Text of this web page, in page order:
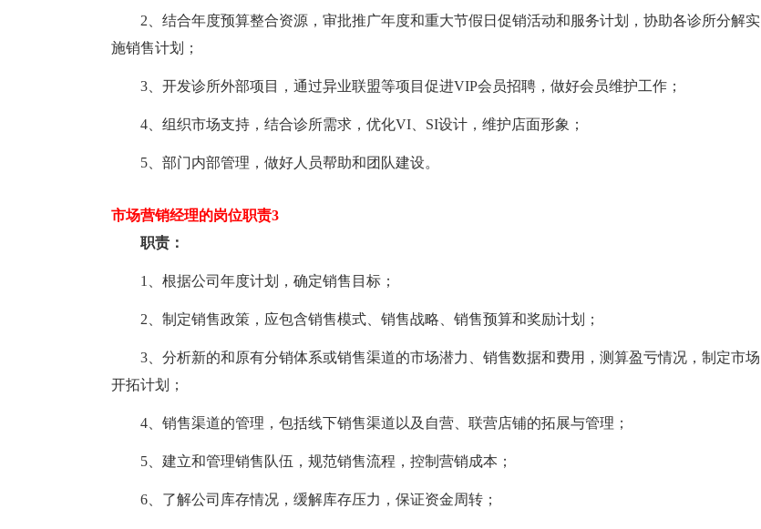
2、结合年度预算整合资源，审批推广年度和重大节假日促销活动和服务计划，协助各诊所分解实
施销售计划；
3、开发诊所外部项目，通过异业联盟等项目促进VIP会员招聘，做好会员维护工作；
4、组织市场支持，结合诊所需求，优化VI、SI设计，维护店面形象；
5、部门内部管理，做好人员帮助和团队建设。
市场营销经理的岗位职责3
职责：
1、根据公司年度计划，确定销售目标；
2、制定销售政策，应包含销售模式、销售战略、销售预算和奖励计划；
3、分析新的和原有分销体系或销售渠道的市场潜力、销售数据和费用，测算盈亏情况，制定市场
开拓计划；
4、销售渠道的管理，包括线下销售渠道以及自营、联营店铺的拓展与管理；
5、建立和管理销售队伍，规范销售流程，控制营销成本；
6、了解公司库存情况，缓解库存压力，保证资金周转；